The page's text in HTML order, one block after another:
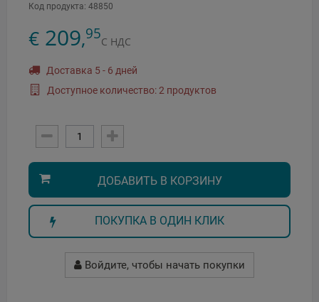
Код продукта: 48850
€ 209,95С НДС
Доставка 5 - 6 дней
Доступное количество: 2 продуктов
ДОБАВИТЬ В КОРЗИНУ
ПОКУПКА В ОДИН КЛИК
Войдите, чтобы начать покупки